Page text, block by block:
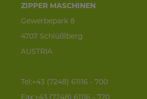
ZIPPER MASCHINEN
Gewerbepark 8
4707 Schlüßlberg
AUSTRIA
Tel:+43 (7248) 61116 - 700
Fax:+43 (7248) 61116 - 720